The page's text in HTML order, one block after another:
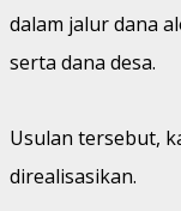
dalam jalur dana
serta dana desa.
Usulan tersebut,
direalisasikan.